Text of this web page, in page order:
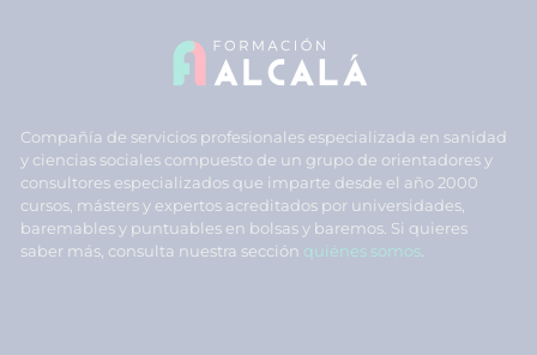
Compañía de servicios profesionales especializada en sanidad
y ciencias sociales compuesto de un grupo de orientadores y
consultores especializados que imparte desde el año 2000
cursos, másters y expertos acreditados por universidades,
baremables y puntuables en bolsas y baremos. Si quieres
saber más, consulta nuestra sección quiénes somos